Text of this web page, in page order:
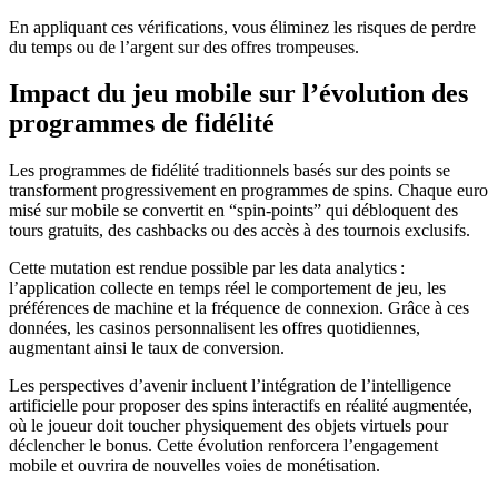
En appliquant ces vérifications, vous éliminez les risques de perdre
du temps ou de l’argent sur des offres trompeuses.
Impact du jeu mobile sur l’évolution des
programmes de fidélité
Les programmes de fidélité traditionnels basés sur des points se
transforment progressivement en programmes de spins. Chaque euro
misé sur mobile se convertit en “spin‑points” qui débloquent des
tours gratuits, des cashbacks ou des accès à des tournois exclusifs.
Cette mutation est rendue possible par les data analytics :
l’application collecte en temps réel le comportement de jeu, les
préférences de machine et la fréquence de connexion. Grâce à ces
données, les casinos personnalisent les offres quotidiennes,
augmentant ainsi le taux de conversion.
Les perspectives d’avenir incluent l’intégration de l’intelligence
artificielle pour proposer des spins interactifs en réalité augmentée,
où le joueur doit toucher physiquement des objets virtuels pour
déclencher le bonus. Cette évolution renforcera l’engagement
mobile et ouvrira de nouvelles voies de monétisation.